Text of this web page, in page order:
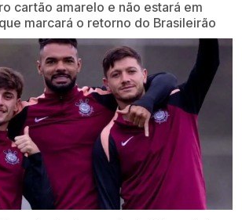
cartão amarelo e não estará em
marcará o retorno do Brasileirão